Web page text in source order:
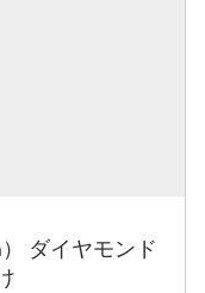
ダイヤモンド